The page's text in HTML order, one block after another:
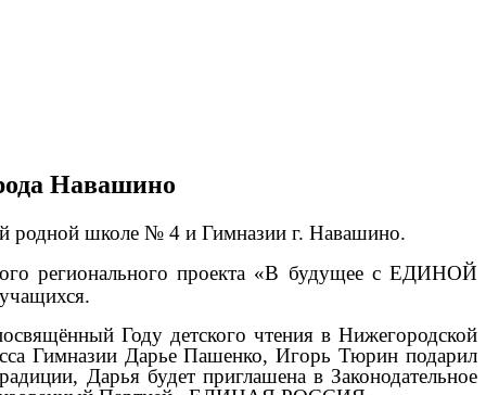
Навашино
родной школе № 4 и Гимназии г. Навашино.
регионального проекта «В будущее с ЕДИНОЙ
Году детского чтения в Нижегородской
Гимназии Дарье Пашенко, Игорь Тюрин подарил
Дарья будет приглашена в Законодательное